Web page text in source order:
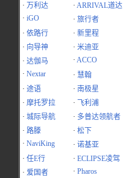
· 万利达 · ARRIVAL道达
· iGO · 旅行者
· 依路行 · 新里程
· 向导神 · 米迪亚
· 达伽马 · ACCO
· Nextar · 慧翰
· 途语 · 南极星
· 摩托罗拉 ·
飞利浦
· 城际导航 · 多普达领航者
· 路滕 · 松下
· NaviKing · 诺基亚
· 任E行 · ECLIPSE凌驾
· 爱国者 · Pharos